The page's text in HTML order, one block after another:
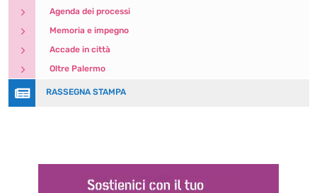
5 Agenda dei processi
5 Memoria e impegno
5 Accade in città
5 Oltre Palermo
 RASSEGNA STAMPA